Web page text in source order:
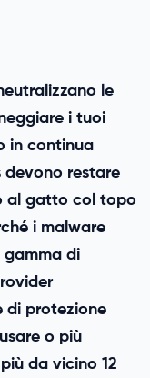
le
i tuoi
in continua
devono restare
al gatto col topo
i malware
gamma di
di protezione
o più
da vicino 12